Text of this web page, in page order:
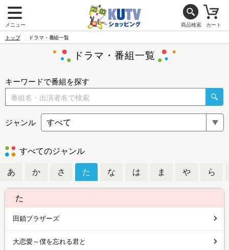
メニュー 商品検索 カート
トップ ドラマ・番組一覧
ドラマ・番組一覧
キーワードで番組を探す
ジャンル
すべてのジャンル
あ か さ た な は ま や ら
た
田鎖ブラザーズ
大恋愛～僕を忘れる君と